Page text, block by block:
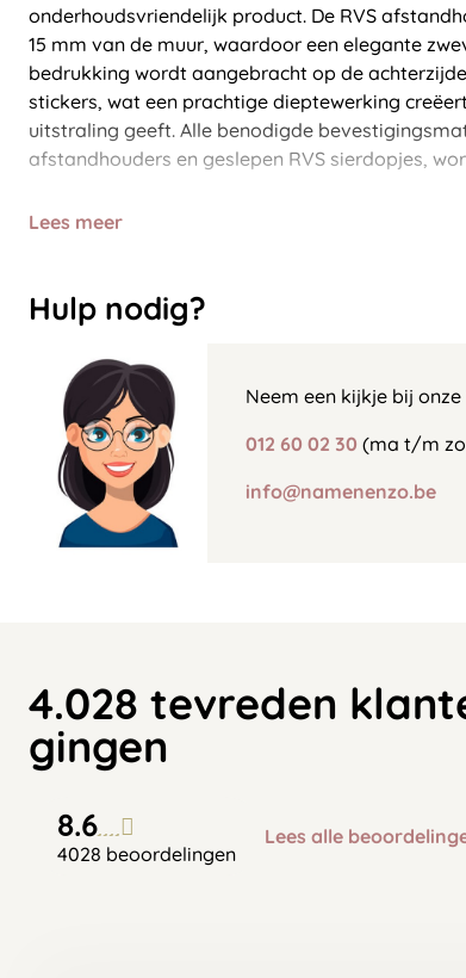
onderhoudsvriendelijk product. De RVS
15 mm van de muur, waardoor een elegante
bedrukking wordt aangebracht op de
stickers, wat een prachtige dieptewerking
uitstraling geeft. Alle benodigde
afstandhouders en geslepen RVS sierdopjes,
Lees meer
Hulp nodig?
Neem een kijkje bij onze
012 60 02 30 (ma t/m
info@namenenzo.be
4.028 tevreden
gingen
8.6
4028 beoordelingen
Lees alle